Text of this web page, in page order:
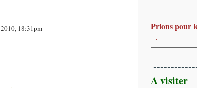
18:31pm Prions pour
A visiter